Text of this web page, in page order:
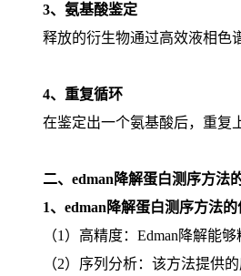
3、氨基酸鉴定
释放的衍生物通过高效液相色
4、重复循环
在鉴定出一个氨基酸后，重复
二、edman降解蛋白测序方法
1、edman降解蛋白测序方法的
（1）高精度：Edman降解能
（2）序列分析：该方法提供